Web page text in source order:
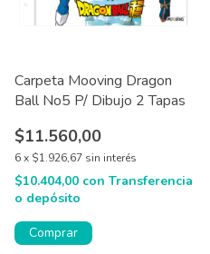
Carpeta Mooving Dragon
Ball No5 P/ Dibujo 2 Tapas
$11.560,00
6x $1.926,67 sin interés
$10.404,00 con Transferencia
o depósito